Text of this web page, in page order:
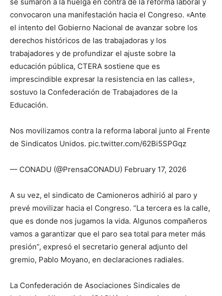
convocaron una manifestación hacia el Congreso. «Ante
el intento del Gobierno Nacional de avanzar sobre los
derechos históricos de las trabajadoras y los
trabajadores y de profundizar el ajuste sobre la
educación pública, CTERA sostiene que es
imprescindible expresar la resistencia en las calles»,
sostuvo la Confederación de Trabajadores de la
Educación.
Nos movilizamos contra la reforma laboral junto al Frente
de Sindicatos Unidos. pic.twitter.com/62Bi5SPGqz
— CONADU (@PrensaCONADU) February 17, 2026
A su vez, el sindicato de Camioneros adhirió al paro y
prevé movilizar hacia el Congreso. “La tercera es la calle,
que es donde nos jugamos la vida. Algunos compañeros
vamos a garantizar que el paro sea total para meter más
presión”, expresó el secretario general adjunto del
gremio, Pablo Moyano, en declaraciones radiales.
La Confederación de Asociaciones Sindicales de